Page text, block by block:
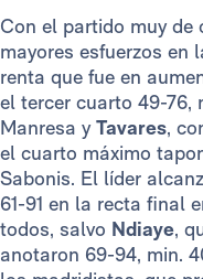
Con el partido muy de
mayores esfuerzos en
renta que fue en
el tercer cuarto 49-76,
Manresa yTavares,
el cuarto máximo
Sabonis. El líder
61-91 en la recta final
todos, salvo Ndiaye,
anotaron 69-94, min.